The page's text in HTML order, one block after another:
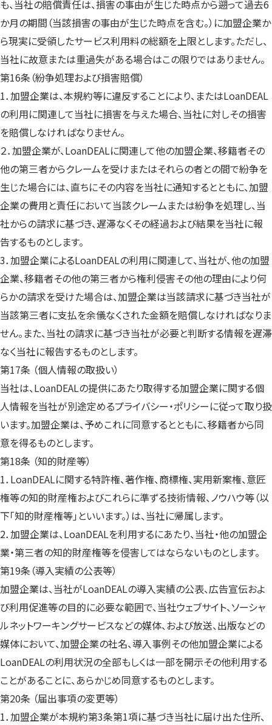
も、当社の賠償責任は、損害の事由が生じた時点から遡って過去6
か月の期間（当該損害の事由が生じた時点を含む。）に加盟企業か
ら現実に受領したサービス利用料の総額を上限とします。ただし、
当社に故意または重過失がある場合はこの限りではありません。
第16条（紛争処理および損害賠償）
1．加盟企業は、本規約等に違反することにより、またはLoanDEAL
の利用に関連して当社に損害を与えた場合、当社に対しその損害
を賠償しなければなりません。
２．加盟企業が、LoanDEALに関連して他の加盟企業、移籍者その
他の第三者からクレームを受けまたはそれらの者との間で紛争を
生じた場合には、直ちにその内容を当社に通知するとともに、加盟
企業の費用と責任において当該クレームまたは紛争を処理し、当
社からの請求に基づき、遅滞なくその経過および結果を当社に報
告するものとします。
3．加盟企業によるLoanDEALの利用に関連して、当社が、他の加盟
企業、移籍者その他の第三者から権利侵害その他の理由により何
らかの請求を受けた場合は、加盟企業は当該請求に基づき当社が
当該第三者に支払を余儀なくされた金額を賠償しなければなりま
せん。また、当社の請求に基づき当社が必要と判断する情報を遅滞
なく当社に報告するものとします。
第17条 （個人情報の取扱い）
当社は、LoanDEALの提供にあたり取得する加盟企業に関する個
人情報を当社が別途定めるプライバシー・ポリシーに従って取り扱
います。加盟企業は、予めこれに同意するとともに、移籍者から同
意を得るものとします。
第18条 （知的財産等）
1．LoanDEALに関する特許権、著作権、商標権、実用新案権、意匠
権等の知的財産権およびこれらに準ずる技術情報、ノウハウ等（以
下｢知的財産権等｣といいます。）は、当社に帰属します。
2．加盟企業は、LoanDEALを利用するにあたり、当社・他の加盟企
業・第三者の知的財産権等を侵害してはならないものとします。
第19条（導入実績の公表等）
加盟企業は、当社がLoanDEALの導入実績の公表、広告宣伝およ
び利用促進等の目的に必要な範囲で、当社ウェブサイト、ソーシャ
ルネットワーキングサービスなどの媒体、および放送、出版などの
媒体において、加盟企業の社名、導入事例その他加盟企業による
LoanDEALの利用状況の全部もしくは一部を開示その他利用する
ことがあることに、あらかじめ同意するものとします。
第20条 （届出事項の変更等）
1．加盟企業が本規約第3条第1項に基づき当社に届け出た住所、